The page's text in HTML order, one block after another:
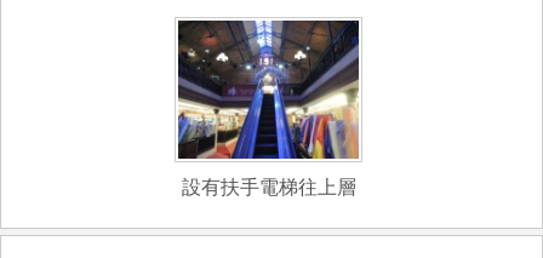
設有扶手電梯往上層